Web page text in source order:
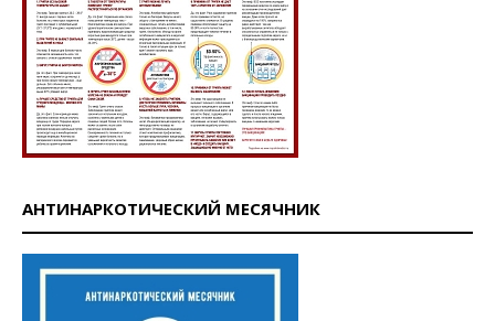
АНТИНАРКОТИЧЕСКИЙ МЕСЯЧНИК